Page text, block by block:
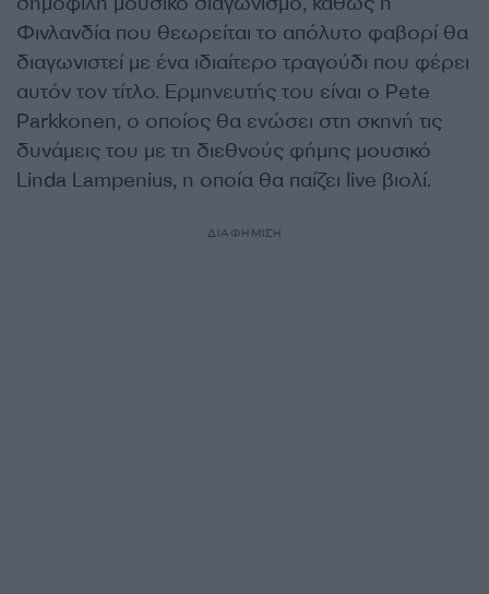
Φινλανδία που θεωρείται το απόλυτο φαβορί θα
διαγωνιστεί με ένα ιδιαίτερο τραγούδι που φέρει
αυτόν τον τίτλο. Ερμηνευτής του είναι ο Pete
Parkkonen, ο οποίος θα ενώσει στη σκηνή τις
δυνάμεις του με τη διεθνούς φήμης μουσικό
Linda Lampenius, η οποία θα παίζει live βιολί.
ΔΙΑΦΗΜΙΣΗ